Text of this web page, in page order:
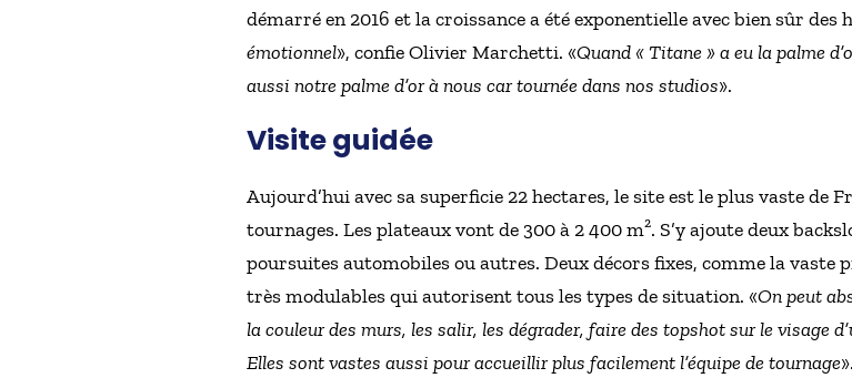
démarré en 2016 et la croissance a été exponentielle avec bien sûr des
émotionnel», confie Olivier Marchetti. «Quand « Titane » a eu la palme
aussi notre palme d’or à nous car tournée dans nos studios».
Visite guidée
Aujourd’hui avec sa superficie 22 hectares, le site est le plus vaste de
tournages. Les plateaux vont de 300 à 2 400 m². S’y ajoute deux
poursuites automobiles ou autres. Deux décors fixes, comme la vaste
très modulables qui autorisent tous les types de situation. «On peut
la couleur des murs, les salir, les dégrader, faire des topshot sur le visage
Elles sont vastes aussi pour accueillir plus facilement l’équipe de tournage».